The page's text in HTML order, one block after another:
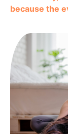
because the